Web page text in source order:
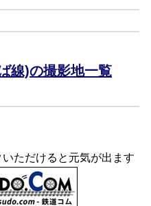
線)の撮影地一覧
ただけると元気が出ます